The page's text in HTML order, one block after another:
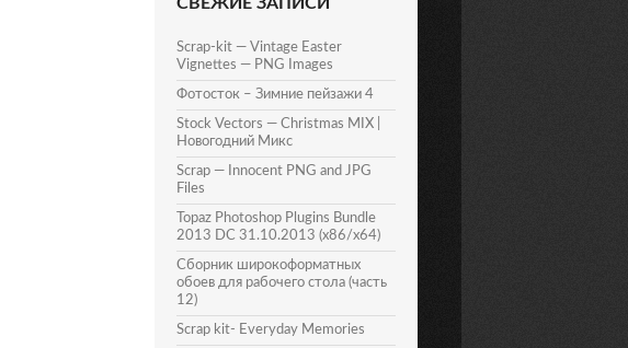
Scrap-kit — Vintage Easter
Vignettes — PNG Images
Фотосток – Зимние пейзажи 4
Stock Vectors — Christmas MIX |
Новогодний Микс
Scrap — Innocent PNG and JPG
Files
Topaz Photoshop Plugins Bundle
2013 DC 31.10.2013 (x86/x64)
Сборник широкоформатных
обоев для рабочего стола (часть
12)
Scrap kit- Everyday Memories